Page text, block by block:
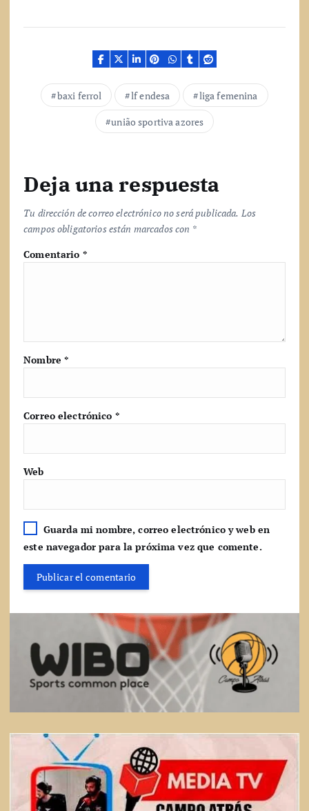
a
baxi ferrol lf endesa
liga femenina
união sportiva azores
Deja una respuesta
Tu dirección de correo electrónico no será publicada. Los
campos obligatorios están marcados con *
Comentario *
Nombre*
Correo electrónico *
Web
Guarda mi nombre, correo electrónico y web en
este navegador para la próxima vez que comente.